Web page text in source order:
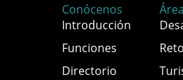
Conócenos
Introducción
Funciones
Directorio